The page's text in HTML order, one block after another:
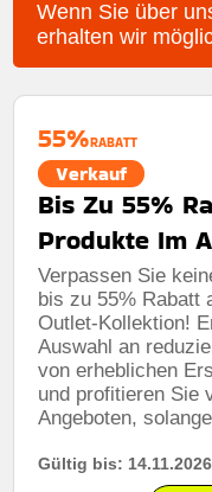
Wenn Sie über
erhalten wir
55%RABATT
Verkauf
Bis Zu 55%
Produkte Im
Verpassen Sie
bis zu 55% Rabatt
Outlet-Kollektion!
Auswahl an
von erheblichen
und profitieren Sie
Angeboten,
Gültig bis: 14.11.2026